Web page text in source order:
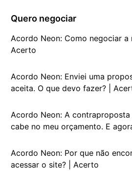
Quero negociar
Acordo Neon: Como negociar a
Acerto
Acordo Neon: Enviei uma
aceita. O que devo fazer? |
Acordo Neon: A
cabe no meu orçamento. E
Acordo Neon: Por que não
acessar o site? | Acerto